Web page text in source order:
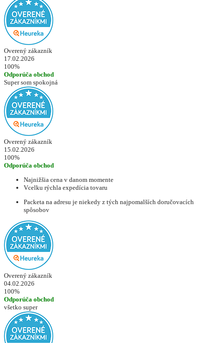
Overený zákazník
17.02.2026
100%
Odporúča obchod
Super som spokojná
Overený zákazník
15.02.2026
100%
Odporúča obchod
Najnižšia cena v danom momente
Vcelku rýchla expedícia tovaru
Packeta na adresu je niekedy z tých najpomalších doručovacích
spôsobov
Overený zákazník
04.02.2026
100%
Odporúča obchod
všetko super